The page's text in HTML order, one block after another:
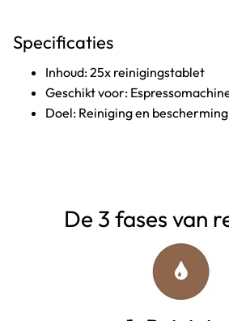
Specificaties
Inhoud: 25x reinigingstablet
Geschikt voor:
Doel: Reiniging en bescherming
De 3 fases van